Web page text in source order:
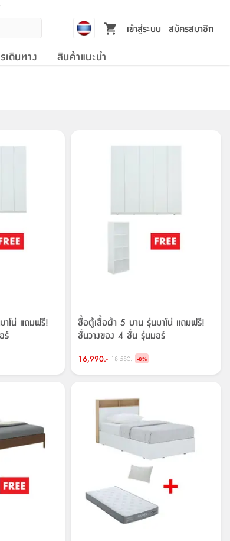
เข้าสู่ระบบ สมัครสมาชิก
ดินทาง สินค้าแนะนำ
าโน่ แถมฟรี!
ร์
ซื้อตู้เสื้อผ้า 5 บาน รุ่นมาโน่ แถมฟรี!
ชั้นวางของ 4 ชั้น รุ่นมอร์
16,990.- 18,580.- -8%